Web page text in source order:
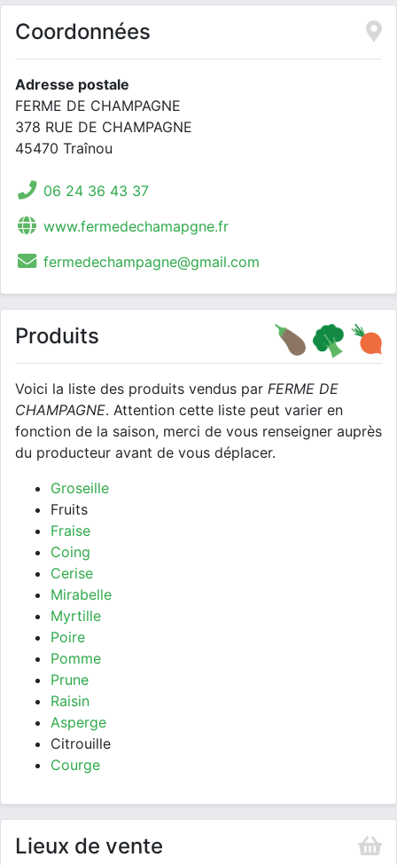
Coordonnées
Adresse postale
FERME DE CHAMPAGNE
378 RUE DE CHAMPAGNE
45470 Traînou
06 24 36 43 37
www.fermedechamapgne.fr
fermedechampagne@gmail.com
Produits
Voici la liste des produits vendus par FERME DE
CHAMPAGNE. Attention cette liste peut varier en
fonction de la saison, merci de vous renseigner auprès
du producteur avant de vous déplacer.
Groseille
Fruits
Fraise
Coing
Cerise
Mirabelle
Myrtille
Poire
Pomme
Prune
Raisin
Asperge
Citrouille
Courge
Lieux de vente